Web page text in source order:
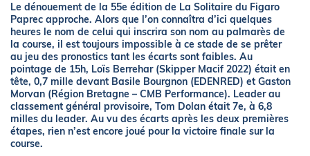
Le dénouement de la 55e édition de La Solitaire du Figaro
Paprec approche. Alors que l’on connaîtra d’ici quelques
heures le nom de celui qui inscrira son nom au palmarès de
la course, il est toujours impossible à ce stade de se prêter
au jeu des pronostics tant les écarts sont faibles. Au
pointage de 15h, Loïs Berrehar (Skipper Macif 2022) était en
tête, 0,7 mille devant Basile Bourgnon (EDENRED) et Gaston
Morvan (Région Bretagne – CMB Performance). Leader au
classement général provisoire, Tom Dolan était 7e, à 6,8
milles du leader. Au vu des écarts après les deux premières
étapes, rien n’est encore joué pour la victoire finale sur la
course.